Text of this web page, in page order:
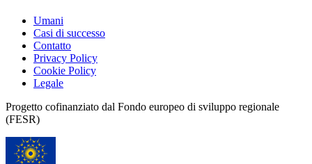
Umani
Casi di successo
Contatto
Privacy Policy
Cookie Policy
Legale
Progetto cofinanziato dal Fondo europeo di sviluppo regionale
(FESR)